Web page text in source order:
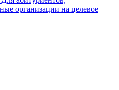
организации на целевое